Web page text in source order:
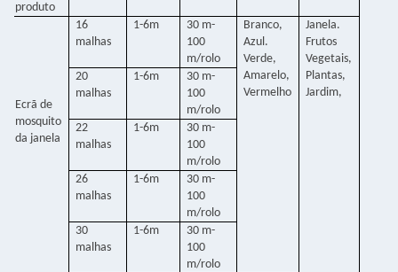
produto
Ecrã de
mosquito
da janela
16
malhas
1-6m
30 m-
100
m/rolo
Branco,
Azul.
Verde,
Amarelo,
Vermelho
Janela.
Frutos
Vegetais,
Plantas,
Jardim,
20
malhas
1-6m
30 m-
100
m/rolo
22
malhas
1-6m
30 m-
100
m/rolo
26
malhas
1-6m
30 m-
100
m/rolo
30
malhas
1-6m
30 m-
100
m/rolo